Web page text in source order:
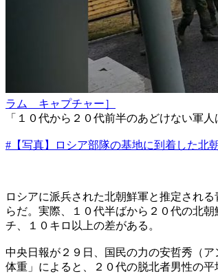
ラム キャプチャー］
「１０代から２０代前半のあどけない軍
#【写真】ロシア部隊の基地に到着した北
ロシアに派兵された北朝鮮軍と推定され
らだ。実際、１０代半ばから２０代の北
チ、１０キロ以上の差がある。
中央日報が２９日、国民の力の安哲秀（
体重」によると、２０代の脱北者男性の